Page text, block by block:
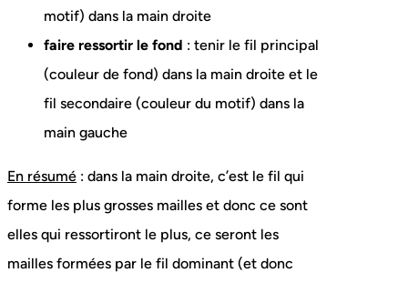
motif) dans la main droite
faire ressortir le fond : tenir le fil principal
(couleur de fond) dans la main droite et le
fil secondaire (couleur du motif) dans la
main gauche
En résumé : dans la main droite, c’est le fil qui
forme les plus grosses mailles et donc ce sont
elles qui ressortiront le plus, ce seront les
mailles formées par le fil dominant (et donc